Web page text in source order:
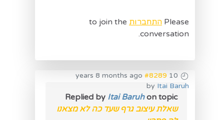
Please התחברות to join the
conversation.
10 years 8 months ago
#8289
by Itai Baruh
Replied by Itai Baruhon topic
שאלת עיצוב גרף שעד כה לא מצאנו